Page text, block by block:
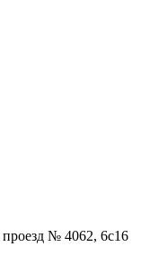
№ 4062, 6с16